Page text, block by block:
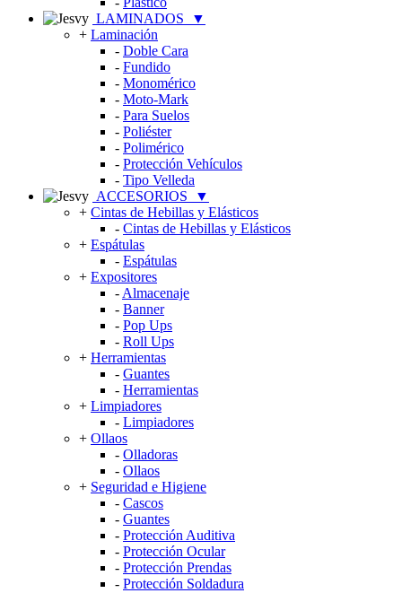
LAMINADOS
▼
+ Laminación
- Doble Cara
- Fundido
- Monomérico
- Moto-Mark
- Para Suelos
- Poliéster
- Polimérico
- Protección Vehículos
- Tipo Velleda
ACCESORIOS
▼
+ Cintas de Hebillas y Elásticos
- Cintas de Hebillas y Elásticos
+ Espátulas
- Espátulas
+ Expositores
- Almacenaje
- Banner
- Pop Ups
- Roll Ups
+ Herramientas
- Guantes
- Herramientas
+ Limpiadores
- Limpiadores
+ Ollaos
- Olladoras
- Ollaos
+ Seguridad e Higiene
- Cascos
- Guantes
- Protección Auditiva
- Protección Ocular
- Protección Prendas
- Protección Soldadura